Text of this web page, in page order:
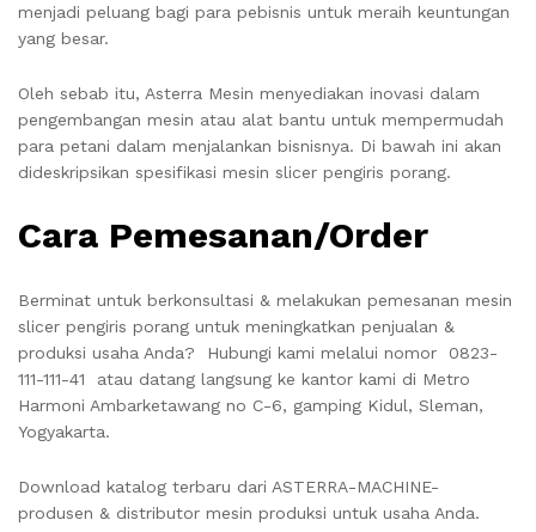
menjadi peluang bagi para pebisnis untuk meraih keuntungan
yang besar.
Oleh sebab itu, Asterra Mesin menyediakan inovasi dalam
pengembangan mesin atau alat bantu untuk mempermudah
para petani dalam menjalankan bisnisnya. Di bawah ini akan
dideskripsikan spesifikasi mesin slicer pengiris porang.
Cara Pemesanan/Order
Berminat untuk berkonsultasi & melakukan pemesanan mesin
slicer pengiris porang untuk meningkatkan penjualan &
produksi usaha Anda? Hubungi kami melalui nomor 0823-
111-111-41 atau datang langsung ke kantor kami di Metro
Harmoni Ambarketawang no C-6, gamping Kidul, Sleman,
Yogyakarta.
Download katalog terbaru dari ASTERRA-MACHINE-
produsen & distributor mesin produksi untuk usaha Anda.